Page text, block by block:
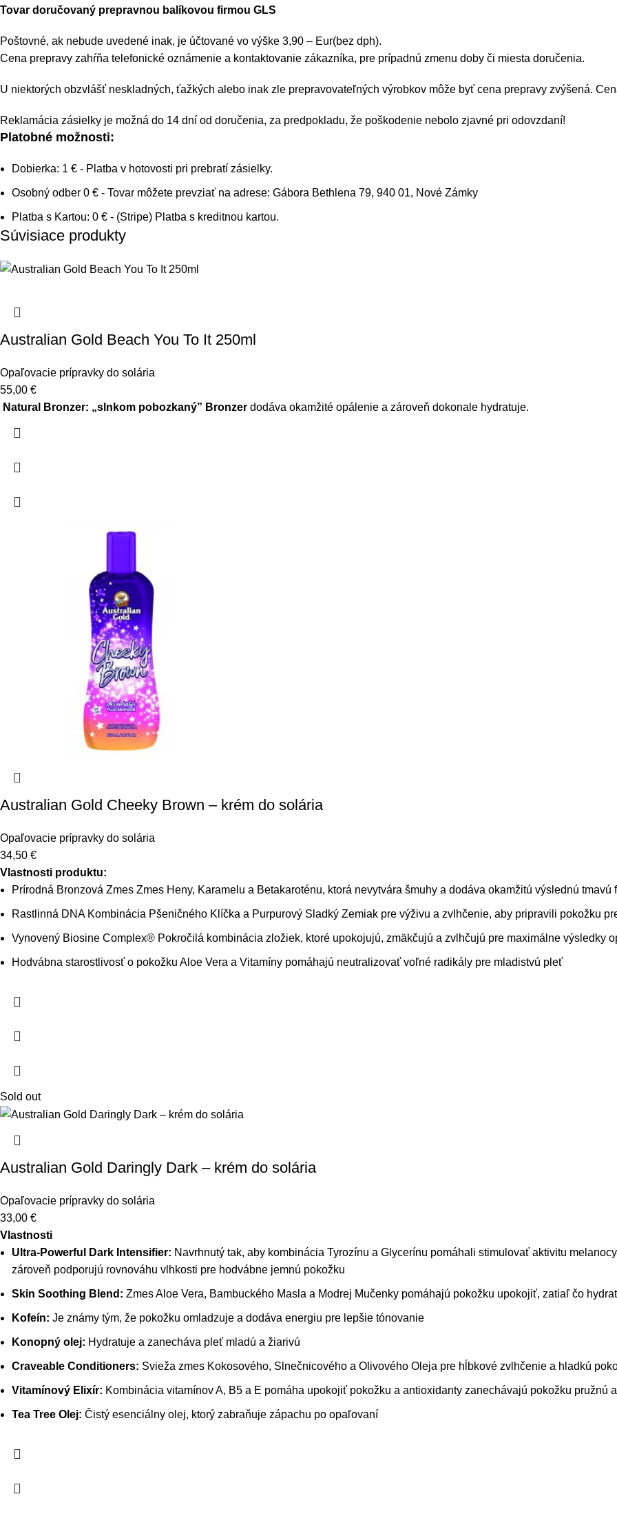
Tovar doručovaný prepravnou balíkovou firmou GLS
Poštovné, ak nebude uvedené inak, je účtované vo výške 3,90 – Eur(bez dph).
Cena prepravy zahŕňa telefonické oznámenie a kontaktovanie zákazníka, pre prípadnú zmenu doby či miesta doručenia.
U niektorých obzvlášť neskladných, ťažkých alebo inak zle prepravovateľných výrobkov môže byť cena prepravy zvýšená.
Reklamácia zásielky je možná do 14 dní od doručenia, za predpokladu, že poškodenie nebolo zjavné pri odovzdaní!
Platobné možnosti:
Dobierka: 1 € - Platba v hotovosti pri prebratí zásielky.
Osobný odber 0 € - Tovar môžete prevziať na adrese: Gábora Bethlena 79, 940 01, Nové Zámky
Platba s Kartou: 0 € - (Stripe) Platba s kreditnou kartou.
Súvisiace produkty
Australian Gold Beach You To It 250ml
Opaľovacie prípravky do solária
55,00 €
Natural Bronzer: „slnkom pobozkaný” Bronzer dodáva okamžité opálenie a zároveň dokonale hydratuje.
Australian Gold Cheeky Brown – krém do solária
Opaľovacie prípravky do solária
34,50 €
Vlastnosti produktu:
Prírodná Bronzová Zmes Zmes Heny, Karamelu a Betakaroténu, ktorá nevytvára šmuhy a dodáva okamžitú výslednú tmavú
Rastlinná DNA Kombinácia Pšeničného Klíčka a Purpurový Sladký Zemiak pre výživu a zvlhčenie, aby pripravili pokožku
Vynovený Biosine Complex® Pokročilá kombinácia zložiek, ktoré upokojujú, zmäkčujú a zvlhčujú pre maximálne výsledky
Hodvábna starostlivosť o pokožku Aloe Vera a Vitamíny pomáhajú neutralizovať voľné radikály pre mladistvú pleť
Sold out
Australian Gold Daringly Dark – krém do solária
Opaľovacie prípravky do solária
33,00 €
Vlastnosti
Ultra-Powerful Dark Intensifier: Navrhnutý tak, aby kombinácia Tyrozínu a Glycerínu pomáhali stimulovať aktivitu
zároveň podporujú rovnováhu vlhkosti pre hodvábne jemnú pokožku
Skin Soothing Blend: Zmes Aloe Vera, Bambuckého Masla a Modrej Mučenky pomáhajú pokožku upokojiť, zatiaľ čo
Kofeín: Je známy tým, že pokožku omladzuje a dodáva energiu pre lepšie tónovanie
Konopný olej: Hydratuje a zanecháva pleť mladú a žiarivú
Craveable Conditioners: Svieža zmes Kokosového, Slnečnicového a Olivového Oleja pre hĺbkové zvlhčenie a hladkú
Vitamínový Elixír: Kombinácia vitamínov A, B5 a E pomáha upokojiť pokožku a antioxidanty zanechávajú pokožku pružnú
Tea Tree Olej: Čistý esenciálny olej, ktorý zabraňuje zápachu po opaľovaní